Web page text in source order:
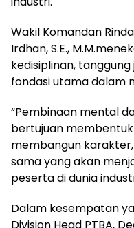
Wakil Komandan
Irdhan, S.E.,
kedisiplinan,
fondasi utama dalam
“Pembinaan mental
bertujuan
membangun
sama yang akan
peserta di dunia
Dalam kesempatan
Division Head PTBA,